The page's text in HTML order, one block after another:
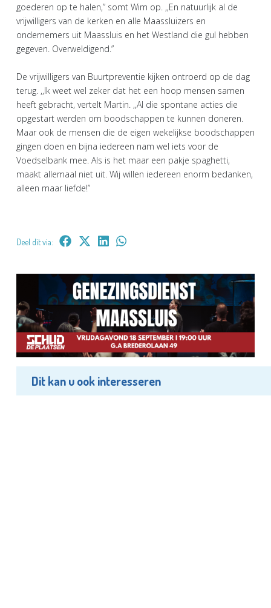
goederen op te halen,” somt Wim op. ,,En natuurlijk al de
vrijwilligers van de kerken en alle Maassluizers en
ondernemers uit Maassluis en het Westland die gul hebben
gegeven. Overweldigend.”
De vrijwilligers van Buurtpreventie kijken ontroerd op de dag
terug. ,,Ik weet wel zeker dat het een hoop mensen samen
heeft gebracht, vertelt Martin. ,,Al die spontane acties die
opgestart werden om boodschappen te kunnen doneren.
Maar ook de mensen die de eigen wekelijkse boodschappen
gingen doen en bijna iedereen nam wel iets voor de
Voedselbank mee. Als is het maar een pakje spaghetti,
maakt allemaal niet uit. Wij willen iedereen enorm bedanken,
alleen maar liefde!”
Deel dit via:
Dit kan u ook interesseren